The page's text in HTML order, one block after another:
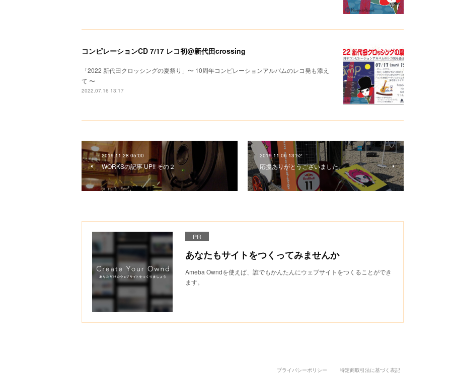
コンピレーションCD 7/17 レコ初@新代田crossing
「2022 新代田クロッシングの夏祭り」〜 10周年コンピレーションアルバムのレコ発も添え
て 〜
2022.07.16 13:17
2019.11.28 05:00
WORKSの記事 UP!! その２
2019.11.06 13:52
応援ありがとうございました。
PR
あなたもサイトをつくってみませんか
Ameba Owndを使えば、誰でもかんたんにウェブサイトをつくることができ
ます。
プライバシーポリシー 特定商取引法に基づく表記